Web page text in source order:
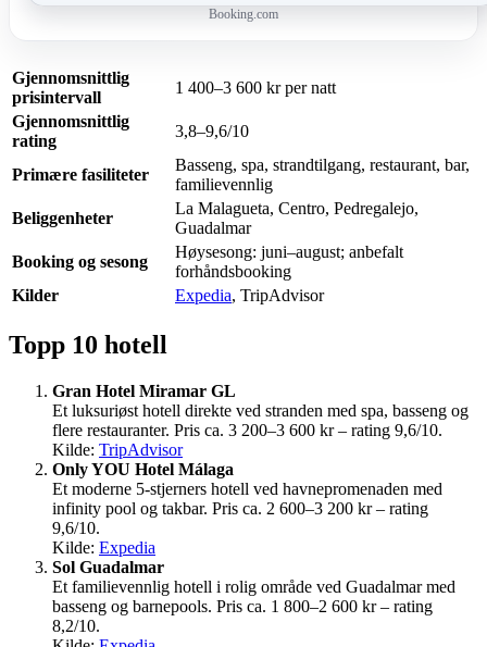
Booking.com
Gjennomsnittlig
prisintervall
1 400–3 600 kr per natt
Gjennomsnittlig
rating
3,8–9,6/10
Primære fasiliteter
Basseng, spa, strandtilgang, restaurant, bar,
familievennlig
Beliggenheter
La Malagueta, Centro, Pedregalejo,
Guadalmar
Booking og sesong
Høysesong: juni–august; anbefalt
forhåndsbooking
Kilder
Expedia, TripAdvisor
Topp 10 hotell
Gran Hotel Miramar GL
Et luksuriøst hotell direkte ved stranden med spa, basseng og
flere restauranter. Pris ca. 3 200–3 600 kr – rating 9,6/10.
Kilde: TripAdvisor
Only YOU Hotel Málaga
Et moderne 5-stjerners hotell ved havnepromenaden med
infinity pool og takbar. Pris ca. 2 600–3 200 kr – rating
9,6/10.
Kilde: Expedia
Sol Guadalmar
Et familievennlig hotell i rolig område ved Guadalmar med
basseng og barnepools. Pris ca. 1 800–2 600 kr – rating
8,2/10.